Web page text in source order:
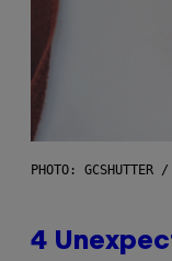
PHOTO: GCSHUTTER
4